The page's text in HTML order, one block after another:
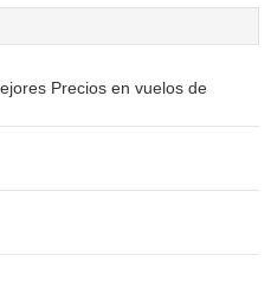
Precios en vuelos de